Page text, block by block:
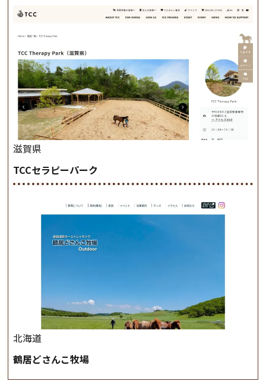
滋賀県
TCCセラピーパーク
北海道
鶴居どさんこ牧場